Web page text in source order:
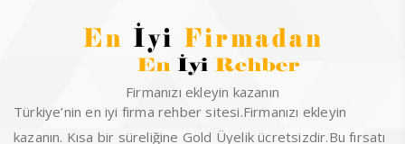
Firmanızı ekleyin kazanın
Türkiye’nin en iyi firma rehber sitesi.Firmanızı ekleyin
kazanın. Kısa bir süreliğine Gold Üyelik ücretsizdir.Bu fırsatı